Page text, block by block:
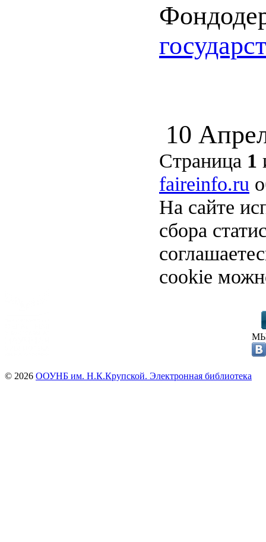
10
Страница 1
faireinfo.ru
На сайте
сбора
cookie
© 2026 ООУНБ им. Н.К.Крупской. Электронная библиотека